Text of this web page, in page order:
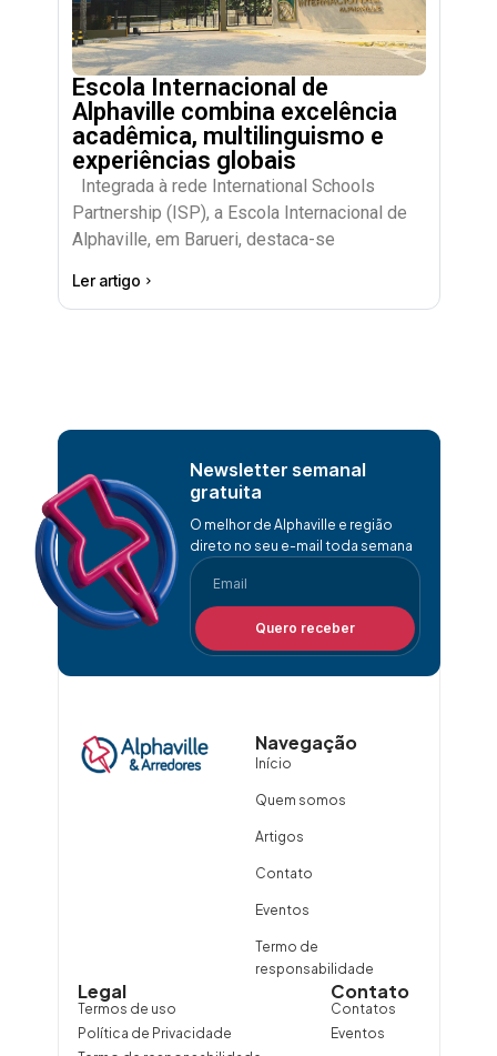
Escola Internacional de
Alphaville combina excelência
acadêmica, multilinguismo e
experiências globais
Integrada à rede International Schools
Partnership (ISP), a Escola Internacional de
Alphaville, em Barueri, destaca-se
Ler artigo
Newsletter semanal
gratuita
O melhor de Alphaville e região
direto no seu e-mail toda semana
Quero receber
Navegação
Início
Quem somos
Artigos
Contato
Eventos
Termo de
responsabilidade
Contato
Contatos
Eventos
Legal
Termos de uso
Política de Privacidade